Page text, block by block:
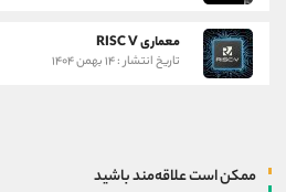
معماری RISC V
تاریخ انتشار : ۱۴ بهمن ۱۴۰۴
ممکن است علاقه‌مند باشید